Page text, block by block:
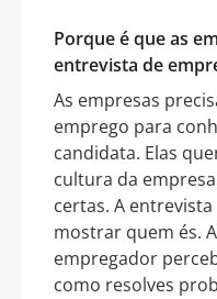
Porque é que as
entrevista de
As empresas
emprego para
candidata. Elas
cultura da
certas. A
mostrar quem és.
empregador
como resolves